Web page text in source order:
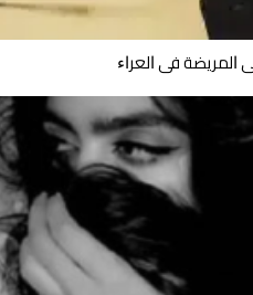
ﺍﻟﻤﺮﻳﻀﺔ ﻓﻰ ﺍﻟﻌﺮﺍﺀ